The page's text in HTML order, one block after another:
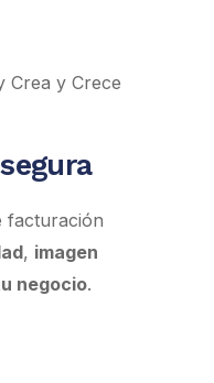
facturación
, imagen
negocio.